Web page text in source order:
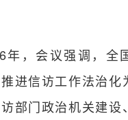
年，会议强调，全
进信访工作法治化
部门政治机关建设